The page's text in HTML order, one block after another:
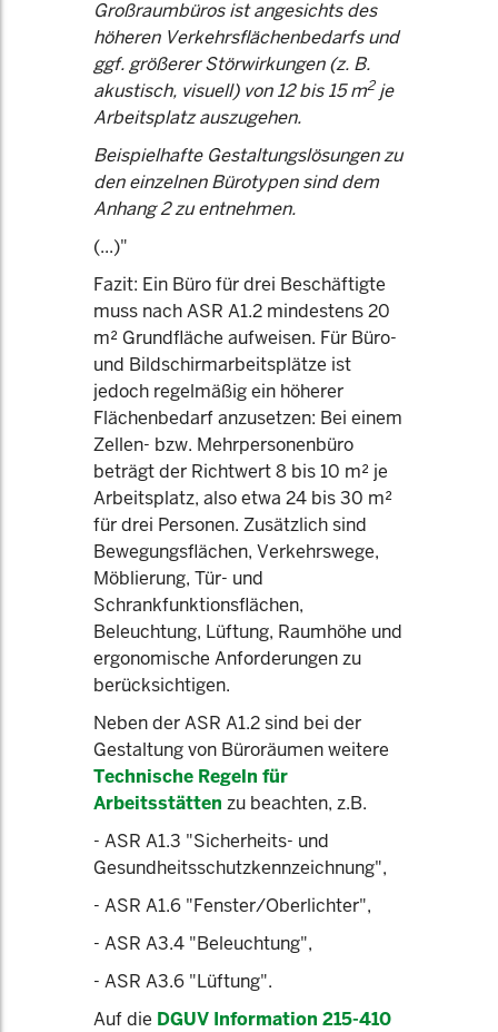
Großraumbüros ist angesichts des
höheren Verkehrsflächenbedarfs und
ggf. größerer Störwirkungen (z. B.
akustisch, visuell) von 12 bis 15 m2je
Arbeitsplatz auszugehen.
Beispielhafte Gestaltungslösungen zu
den einzelnen Bürotypen sind dem
Anhang 2 zu entnehmen.
(...)"
Fazit: Ein Büro für drei Beschäftigte
muss nach ASR A1.2 mindestens 20
m² Grundfläche aufweisen. Für Büro-
und Bildschirmarbeitsplätze ist
jedoch regelmäßig ein höherer
Flächenbedarf anzusetzen: Bei einem
Zellen- bzw. Mehrpersonenbüro
beträgt der Richtwert 8 bis 10 m² je
Arbeitsplatz, also etwa 24 bis 30 m²
für drei Personen. Zusätzlich sind
Bewegungsflächen, Verkehrswege,
Möblierung, Tür- und
Schrankfunktionsflächen,
Beleuchtung, Lüftung, Raumhöhe und
ergonomische Anforderungen zu
berücksichtigen.
Neben der ASR A1.2 sind bei der
Gestaltung von Büroräumen weitere
Technische Regeln für
Arbeitsstätten zu beachten, z.B.
- ASR A1.3 "Sicherheits- und
Gesundheitsschutzkennzeichnung",
- ASR A1.6 "Fenster/Oberlichter",
- ASR A3.4 "Beleuchtung",
- ASR A3.6 "Lüftung".
Auf die DGUV Information 215-410